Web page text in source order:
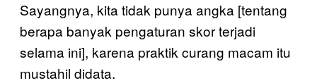
Sayangnya, kita tidak punya angka [tentang
berapa banyak pengaturan skor terjadi
selama ini], karena praktik curang macam itu
mustahil didata.